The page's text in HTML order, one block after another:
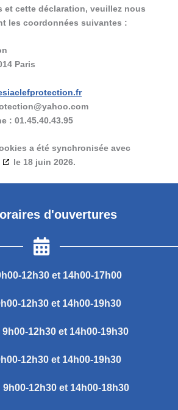
et cette déclaration, veuillez nous
les coordonnées suivantes :
Paris
yahoo.com
: 01.45.40.43.95
a été synchronisée avec
le 18 juin 2026.
d'ouvertures
12h30 et 14h00-17h00
12h30 et 14h00-19h30
9h00-12h30 et 14h00-19h30
12h30 et 14h00-19h30
12h30 et 14h00-18h30